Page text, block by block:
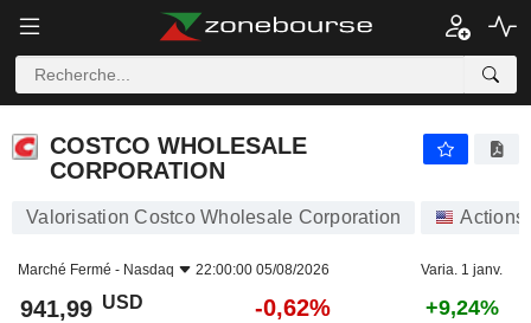
COSTCO WHOLESALE
CORPORATION
Valorisation Costco Wholesale Corporation Actions
Marché Fermé - Nasdaq 22:00:00 05/08/2026 Varia. 1 janv.
941,99 USD -0,62% +9,24%